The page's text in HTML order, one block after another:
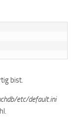
bist.
etc/default.ini